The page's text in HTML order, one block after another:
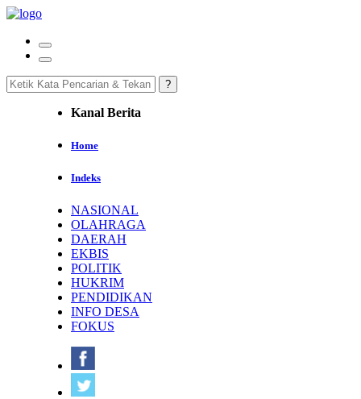
Kanal Berita
Home
Indeks
NASIONAL
OLAHRAGA
DAERAH
EKBIS
POLITIK
HUKRIM
PENDIDIKAN
INFO DESA
FOKUS